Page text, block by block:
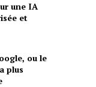
une IA
et
ou le
plus